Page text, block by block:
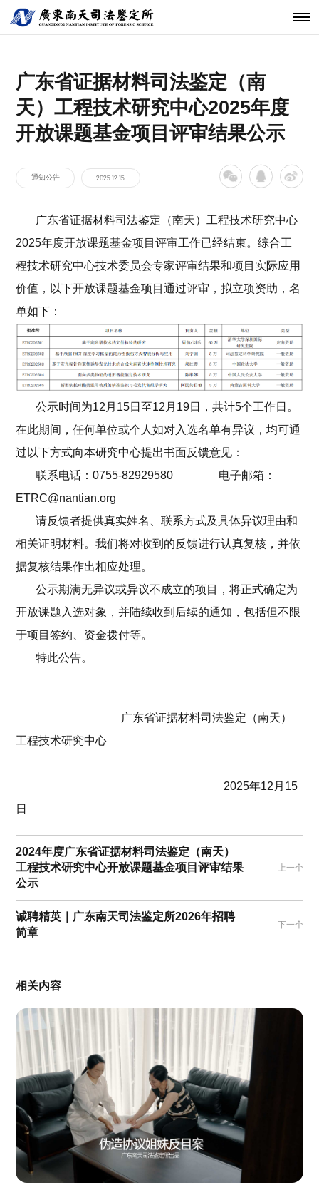
关于南天
发展历程
核心团队
机构文化
科技研发
分支机构
鉴定服务
鉴定指南
法规标准
经典案例
物证类鉴定
声像资料类
鉴定
文件形成时
间鉴定
新闻资讯
通知公告
行业动态
工程中心
开放课题
联系我们
广东省证据材料司法鉴定（南
天）工程技术研究中心2025年度
开放课题基金项目评审结果公示
通知公告 2025.12.15
广东省证据材料司法鉴定（南天）工程技术研究中心
2025年度开放课题基金项目评审工作已经结束。综合工
程技术研究中心技术委员会专家评审结果和项目实际应用
价值，以下开放课题基金项目通过评审，拟立项资助，名
单如下：
公示时间为12月15日至12月19日，共计5个工作日。
在此期间，任何单位或个人如对入选名单有异议，均可通
过以下方式向本研究中心提出书面反馈意见：
联系电话：0755-82929580 电子邮箱：
ETRC@nantian.org
请反馈者提供真实姓名、联系方式及具体异议理由和
相关证明材料。我们将对收到的反馈进行认真复核，并依
据复核结果作出相应处理。
公示期满无异议或异议不成立的项目，将正式确定为
开放课题入选对象，并陆续收到后续的通知，包括但不限
于项目签约、资金拨付等。
特此公告。
广东省证据材料司法鉴定（南天）
工程技术研究中心
2025年12月15
日
2024年度广东省证据材料司法鉴定（南天）
工程技术研究中心开放课题基金项目评审结果
公示
上一个
诚聘精英｜广东南天司法鉴定所2026年招聘
简章
下一个
相关内容